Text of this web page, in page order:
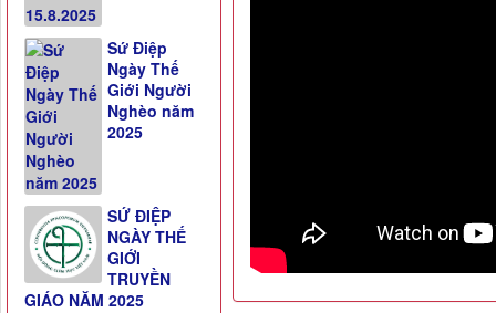
Sứ Điệp
Ngày Thế
Giới Người
Nghèo năm
2025
SỨ ĐIỆP
NGÀY THẾ
GIỚI
TRUYỀN
GIÁO NĂM 2025